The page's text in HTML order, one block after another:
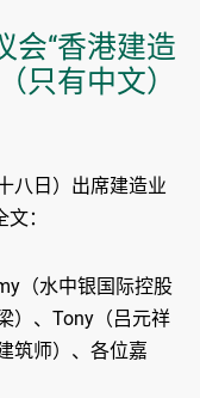
会“香港建造
只有中文）
八日）出席建造业
：
（水中银国际控股
）、Tony（吕元祥
筑师）、各位嘉